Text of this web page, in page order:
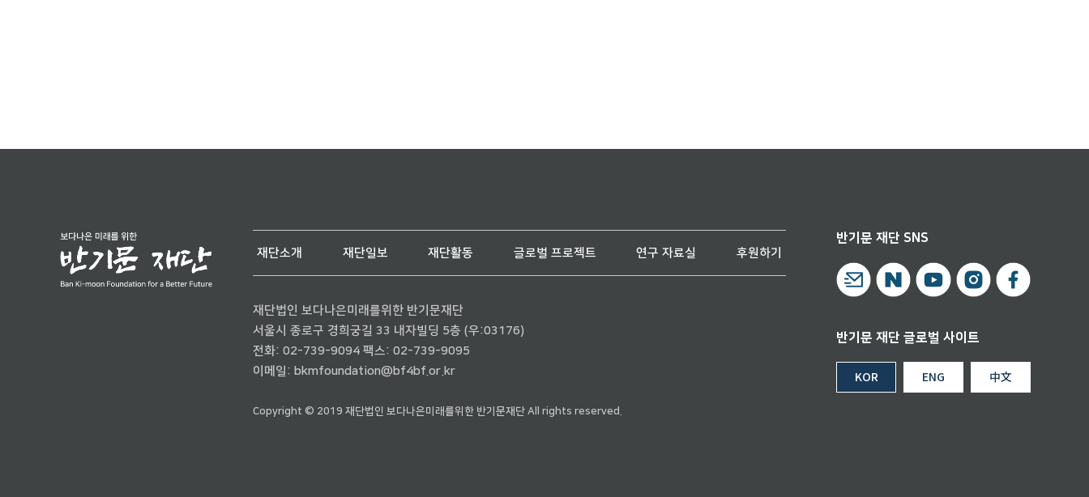
재단소개 재단일보 재단활동 글로벌 프로젝트 연구 자료실 후원하기
재단법인 보다나은미래를위한 반기문재단
서울시 종로구 경희궁길 33 내자빌딩 5층 (우:03176)
전화: 02-739-9094 팩스: 02-739-9095
이메일: bkmfoundation@bf4bf.or.kr
Copyright © 2019 재단법인 보다나은미래를위한 반기문재단 All rights reserved.
반기문 재단 SNS
반기문 재단 글로벌 사이트
KOR ENG 中文